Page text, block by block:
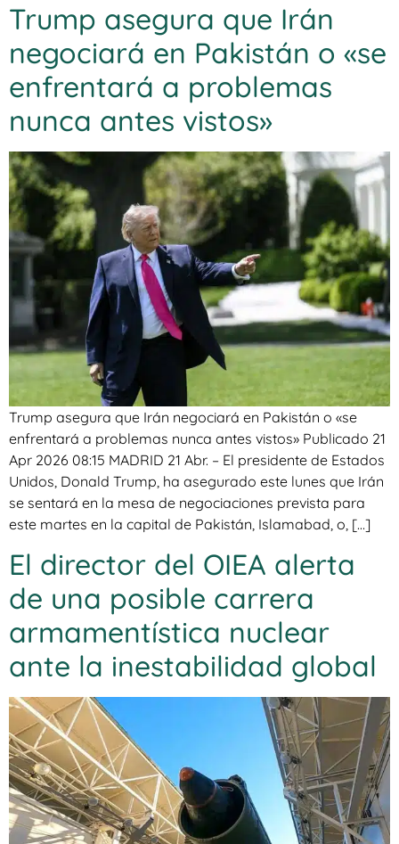
Trump asegura que Irán
negociará en Pakistán o «se
enfrentará a problemas
nunca antes vistos»
Trump asegura que Irán negociará en Pakistán o «se
enfrentará a problemas nunca antes vistos» Publicado 21
Apr 2026 08:15 MADRID 21 Abr. – El presidente de Estados
Unidos, Donald Trump, ha asegurado este lunes que Irán
se sentará en la mesa de negociaciones prevista para
este martes en la capital de Pakistán, Islamabad, o, […]
El director del OIEA alerta
de una posible carrera
armamentística nuclear
ante la inestabilidad global